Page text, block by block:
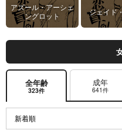
アズール・アーシェ
ングロット
ジェイド
全年齢
323件
成年
641件